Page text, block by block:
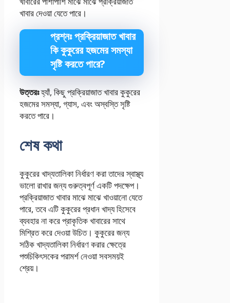
খাবার দেওয়া যেতে পারে।
প্রশ্নঃ প্রক্রিয়াজাত খাবার
কি কুকুরের হজমের সমস্যা
সৃষ্টি করতে পারে?
উত্তরঃহ্যাঁ, কিছু প্রক্রিয়াজাত খাবার কুকুরের
হজমের সমস্যা, গ্যাস, এবং অস্বস্তি সৃষ্টি
করতে পারে।
শেষ কথা
কুকুরের খাদ্যতালিকা নির্ধারণ করা তাদের স্বাস্থ্য
ভালো রাখার জন্য গুরুত্বপূর্ণ একটি পদক্ষেপ।
প্রক্রিয়াজাত খাবার মাঝে মাঝে খাওয়ানো যেতে
পারে, তবে এটি কুকুরের প্রধান খাদ্য হিসেবে
ব্যবহার না করে প্রাকৃতিক খাবারের সাথে
মিশ্রিত করে দেওয়া উচিত। কুকুরের জন্য
সঠিক খাদ্যতালিকা নির্ধারণ করার ক্ষেত্রে
পশুচিকিৎসকের পরামর্শ নেওয়া সবসময়ই
শ্রেয়।